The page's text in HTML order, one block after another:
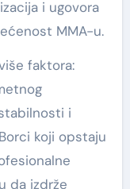
i ugovora
MMA-u.
faktora:
i
koji opstaju
da izdrže